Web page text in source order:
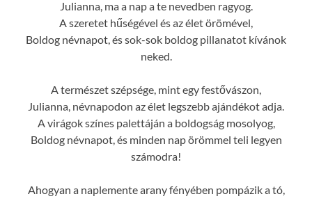
Julianna, ma a nap a te nevedben ragyog.
A szeretet hűségével és az élet örömével,
Boldog névnapot, és sok-sok boldog pillanatot kívánok
neked.
A természet szépsége, mint egy festővászon,
Julianna, névnapodon az élet legszebb ajándékot adja.
A virágok színes palettáján a boldogság mosolyog,
Boldog névnapot, és minden nap örömmel teli legyen
számodra!
Ahogyan a naplemente arany fényében pompázik a tó,